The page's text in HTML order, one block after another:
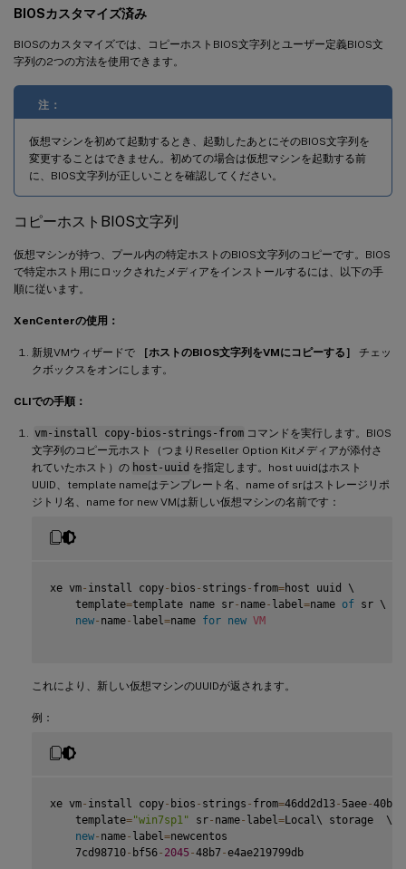
BIOSカスタマイズ済み
BIOSのカスタマイズでは、コピーホストBIOS文字列とユーザー定義BIOS文
字列の2つの方法を使用できます。
注：
仮想マシンを初めて起動するとき、起動したあとにそのBIOS文字列を
変更することはできません。初めての場合は仮想マシンを起動する前
に、BIOS文字列が正しいことを確認してください。
コピーホストBIOS文字列
仮想マシンが持つ、プール内の特定ホストのBIOS文字列のコピーです。BIOS
で特定ホスト用にロックされたメディアをインストールするには、以下の手
順に従います。
XenCenterの使用：
新規VMウィザードで ［ホストのBIOS文字列をVMにコピーする］
チェッ
クボックスをオンにします。
CLIでの手順：
vm-install copy-bios-strings-from コマンドを実行します。BIOS
文字列のコピー元ホスト（つまりReseller Option Kitメディアが添付さ
れていたホスト）の host-uuid を指定します。host uuidはホスト
UUID、template nameはテンプレート名、name of srはストレージリポ
ジトリ名、name for new VMは新しい仮想マシンの名前です：
xe vm- install copy- bios - strings - from=host uuid \
    template
=template name sr- name- label =name of sr \
new- name- label =name for new VM
これにより、新しい仮想マシンのUUIDが返されます。
例：
xe vm- install copy- bios - strings - from=46dd2d13- 5aee-40b8
    template
="win7sp1" sr- name- label =Local\ storage  \
new- name- label =newcentos
    7cd98710
- bf56- 2045 -48b7-e4ae219799db